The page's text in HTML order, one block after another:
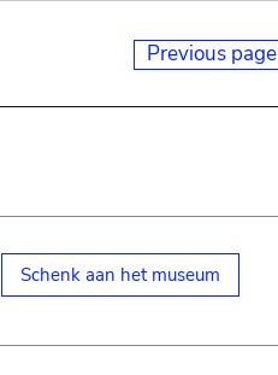
Previous page
Schenk aan het museum